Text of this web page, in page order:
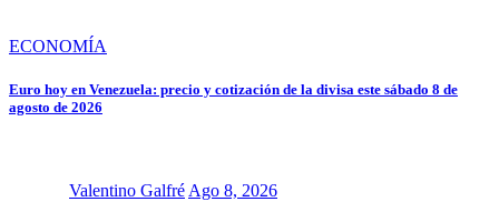
ECONOMÍA
Euro hoy en Venezuela: precio y cotización de la divisa este sábado 8 de
agosto de 2026
Valentino Galfré Ago 8, 2026